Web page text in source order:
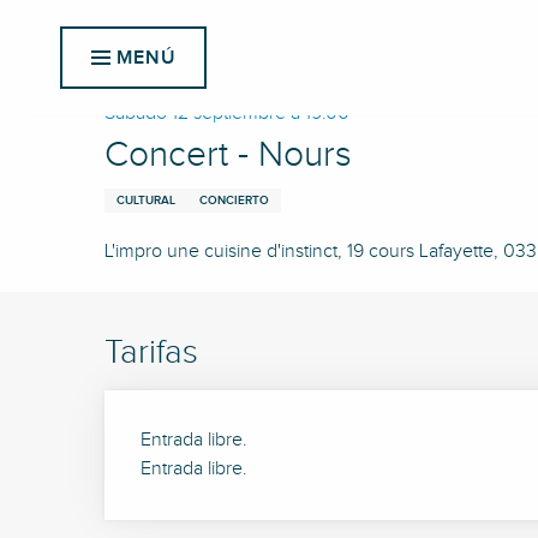
MENÚ
Inicio Concert - Nours
Sábado 12 septiembre a 19:00
Concert - Nours
CULTURAL CONCIERTO
L'impro une cuisine d'instinct, 19 cours Lafayette,
Tarifas
Entrada libre.
Entrada libre.